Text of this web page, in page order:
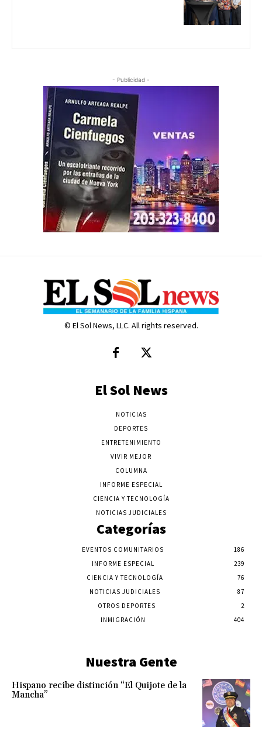
- Publicidad -
© El Sol News, LLC. All rights reserved.
El Sol News
NOTICIAS
DEPORTES
ENTRETENIMIENTO
VIVIR MEJOR
COLUMNA
INFORME ESPECIAL
CIENCIA Y TECNOLOGÍA
NOTICIAS JUDICIALES
Categorías
EVENTOS COMUNITARIOS
186
INFORME ESPECIAL
239
CIENCIA Y TECNOLOGÍA
76
NOTICIAS JUDICIALES
87
OTROS DEPORTES
2
INMIGRACIÓN
404
Nuestra Gente
Hispano recibe distinción “El Quijote de la
Mancha”